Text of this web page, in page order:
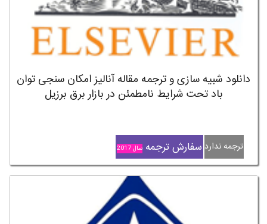
دانلود شبیه سازی و ترجمه مقاله آنالیز امکان سنجی توان
باد تحت شرایط نامطمئن در بازار برق برزیل
ترجمه ندارد سفارش ترجمه سال 2017